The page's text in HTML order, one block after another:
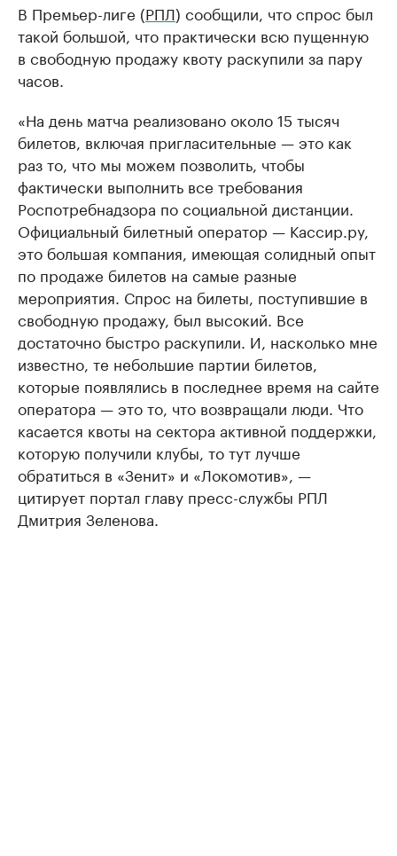
В Премьер-лиге (РПЛ) сообщили, что спрос был
такой большой, что практически всю пущенную
в свободную продажу квоту раскупили за пару
часов.
«На день матча реализовано около 15 тысяч
билетов, включая пригласительные — это как
раз то, что мы можем позволить, чтобы
фактически выполнить все требования
Роспотребнадзора по социальной дистанции.
Официальный билетный оператор — Кассир.ру,
это большая компания, имеющая солидный опыт
по продаже билетов на самые разные
мероприятия. Спрос на билеты, поступившие в
свободную продажу, был высокий. Все
достаточно быстро раскупили. И, насколько мне
известно, те небольшие партии билетов,
которые появлялись в последнее время на сайте
оператора — это то, что возвращали люди. Что
касается квоты на сектора активной поддержки,
которую получили клубы, то тут лучше
обратиться в «Зенит» и «Локомотив», —
цитирует портал главу пресс-службы РПЛ
Дмитрия Зеленова.